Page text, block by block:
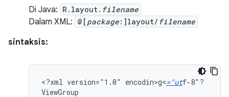
Di Java: R.layout. filename
Dalam XML: @[ package:]layout/ filename
sintaksis:
<?xml version="1.0" encodin>g<="utf-8"?